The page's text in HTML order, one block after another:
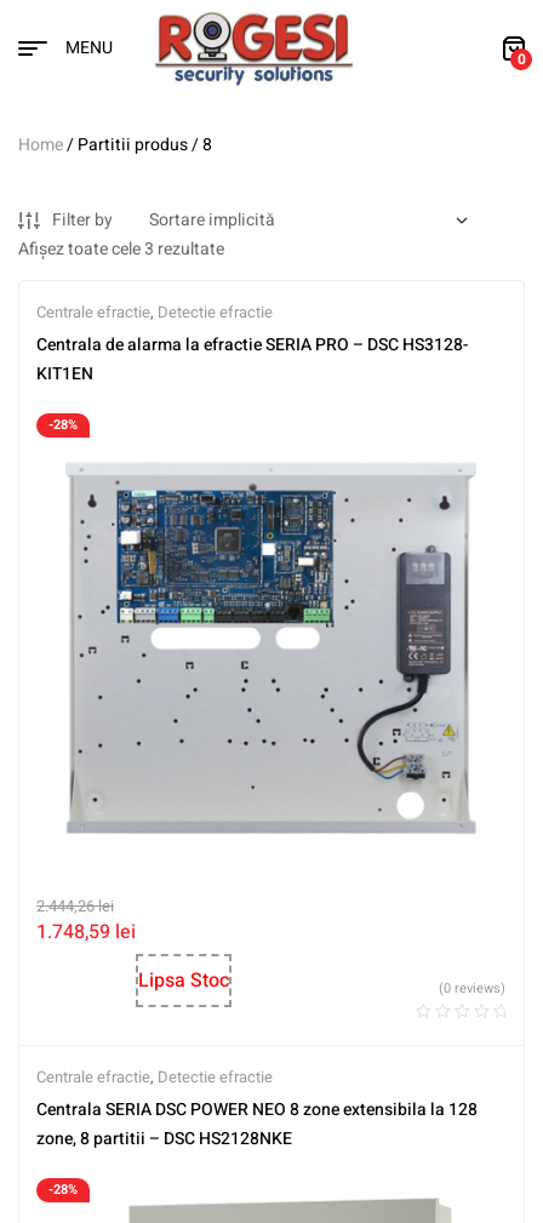
MENU 0
Home/ Partitii produs / 8
Filter by
Afișez toate cele 3 rezultate
Centrale efractie, Detectie efractie
Centrala de alarma la efractie SERIA PRO – DSC HS3128-
KIT1EN
-28%
2.444,26lei
1.748,59 lei
Lipsa Stoc
(0 reviews)
Centrale efractie, Detectie efractie
Centrala SERIA DSC POWER NEO 8 zone extensibila la 128
zone, 8 partitii – DSC HS2128NKE
-28%